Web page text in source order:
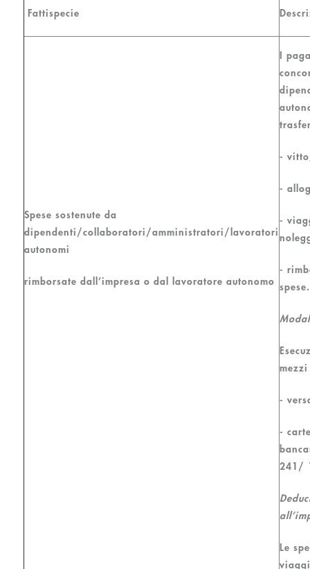
Fattispecie
Spese sostenute da
dipendenti/collaboratori/amministratori/lavoratori
autonomi
rimborsate dall’impresa o dal lavoratore autonomo
I
-
-
-
-
spese.
-
-
241/
Le